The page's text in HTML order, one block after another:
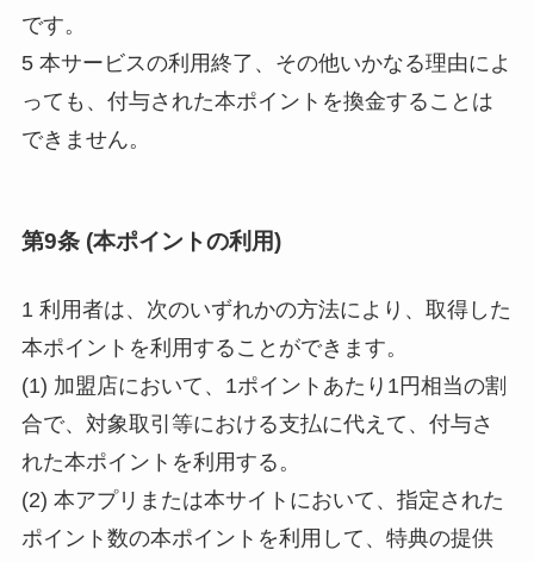
です。
5 本サービスの利用終了、その他いかなる理由によ
っても、付与された本ポイントを換金することは
できません。
第9条 (本ポイントの利用)
1 利用者は、次のいずれかの方法により、取得した
本ポイントを利用することができます。
(1) 加盟店において、1ポイントあたり1円相当の割
合で、対象取引等における支払に代えて、付与さ
れた本ポイントを利用する。
(2) 本アプリまたは本サイトにおいて、指定された
ポイント数の本ポイントを利用して、特典の提供